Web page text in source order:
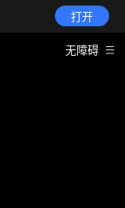
打开
无障碍